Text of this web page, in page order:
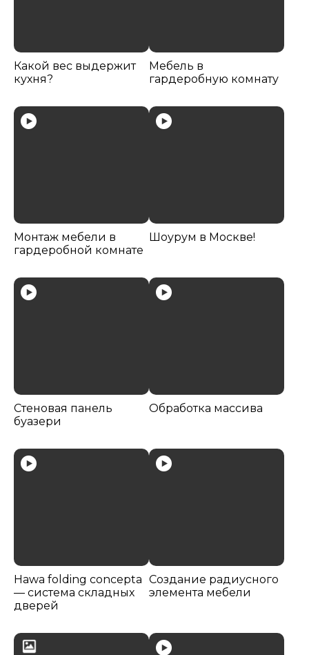
Какой вес выдержит
кухня?
Мебель в
гардеробную комнату
Монтаж мебели в
гардеробной комнате
Шоурум в Москве!
Стеновая панель
буазери
Обработка массива
Hawa folding concepta
— система складных
дверей
Создание радиусного
элемента мебели